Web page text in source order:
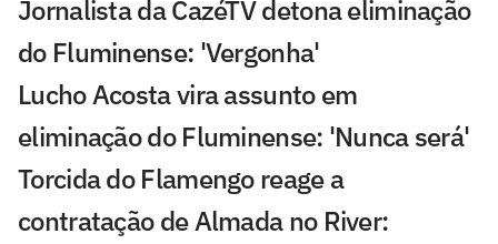
Jornalista da CazéTV detona eliminação
do Fluminense: 'Vergonha'
Lucho Acosta vira assunto em
eliminação do Fluminense: 'Nunca será'
Torcida do Flamengo reage a
contratação de Almada no River: